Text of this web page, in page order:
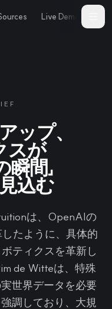
Live Demo
ップ、
スが
瞬間」
込む
は、OpenAIの
たように、具体的
ティクスを革新し
de Witteは、特殊
世界データを必要
調しており、大規